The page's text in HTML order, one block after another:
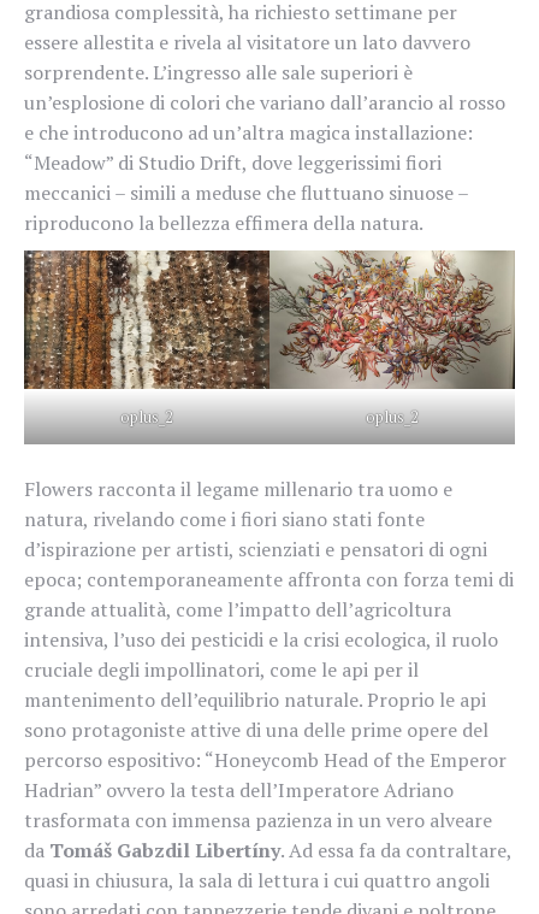
grandiosa complessità, ha richiesto settimane per
essere allestita e rivela al visitatore un lato davvero
sorprendente. L’ingresso alle sale superiori è
un’esplosione di colori che variano dall’arancio al rosso
e che introducono ad un’altra magica installazione:
“Meadow” di Studio Drift, dove leggerissimi fiori
meccanici – simili a meduse che fluttuano sinuose –
riproducono la bellezza effimera della natura.
oplus_2 oplus_2
Flowers racconta il legame millenario tra uomo e
natura, rivelando come i fiori siano stati fonte
d’ispirazione per artisti, scienziati e pensatori di ogni
epoca; contemporaneamente affronta con forza temi di
grande attualità, come l’impatto dell’agricoltura
intensiva, l’uso dei pesticidi e la crisi ecologica, il ruolo
cruciale degli impollinatori, come le api per il
mantenimento dell’equilibrio naturale. Proprio le api
sono protagoniste attive di una delle prime opere del
percorso espositivo: “Honeycomb Head of the Emperor
Hadrian” ovvero la testa dell’Imperatore Adriano
trasformata con immensa pazienza in un vero alveare
da Tomáš Gabzdil Libertíny. Ad essa fa da contraltare,
quasi in chiusura, la sala di lettura i cui quattro angoli